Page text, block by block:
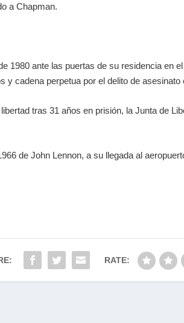
a Chapman.
1980 ante las puertas de su residencia en
y cadena perpetua por el delito de asesinato
tras 31 años en prisión, la Junta de
de John Lennon, a su llegada al
RATE: